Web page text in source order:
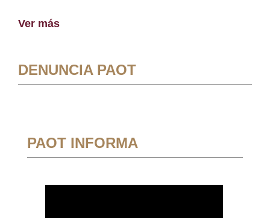
Ver más
DENUNCIA PAOT
PAOT INFORMA